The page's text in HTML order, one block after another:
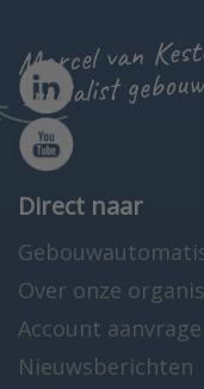
Marcel van
specialist
Direct naar
Over onze
Account
Nieuwsberichten